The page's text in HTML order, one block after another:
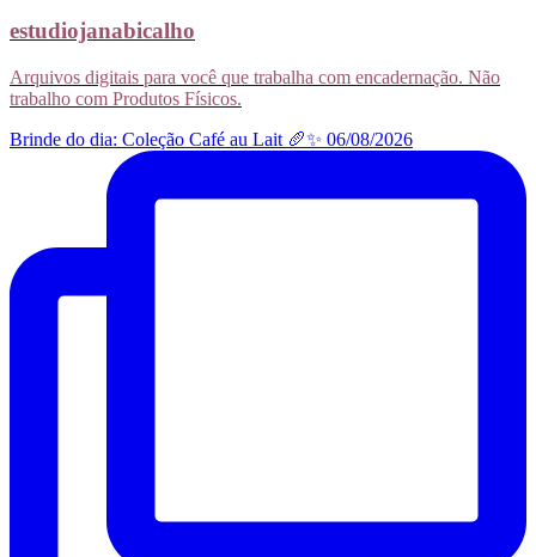
estudiojanabicalho
Arquivos digitais para você que trabalha com encadernação. Não
trabalho com Produtos Físicos.
Brinde do dia: Coleção Café au Lait 🥖✨ 06/08/2026